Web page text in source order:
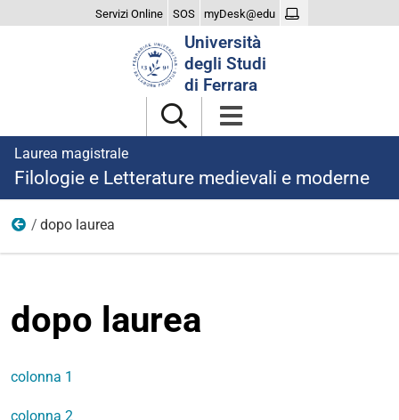
Servizi Online SOS myDesk@edu
Università
degli Studi
di Ferrara
Laurea magistrale
Filologie e Letterature medievali e moderne
menu
dopo laurea
dopo laurea
colonna 1
colonna 2